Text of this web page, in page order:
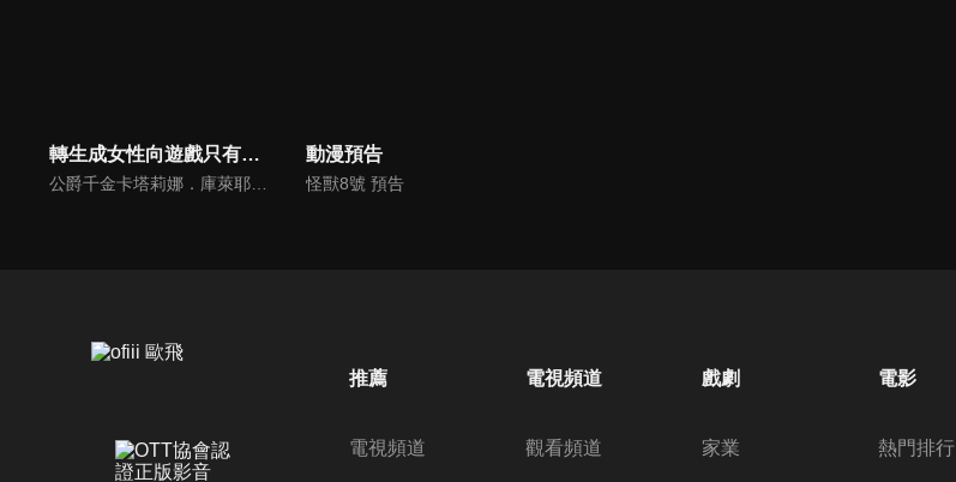
轉生成女性向遊戲只有毀滅END的壞人大小姐
公爵千金卡塔莉娜．庫萊耶思回想起前世的記憶。這裡是她生前沉迷的女性向遊戲「FORTUNE LOVER」的世界，自己則是妨礙遊戲主角戀情的壞人大小姐！遊戲中為卡塔莉娜準備的結局，要不是被流放到國外…就是被人殺害…一定要想辦法避開這些毀滅END！各種會錯意與花言巧語的哄騙交織而成的戀愛喜劇揭開序幕。
動漫預告
怪獸8號 預告
推薦
電視頻道
電視頻道
觀看頻道
戲劇
家業
電影
熱門排行